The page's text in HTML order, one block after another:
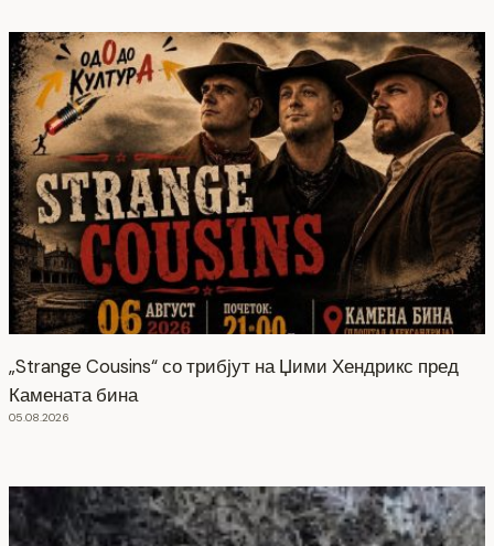
„Strange Cousins“ со трибјут на Џими Хендрикс пред
Камената бина
05.08.2026